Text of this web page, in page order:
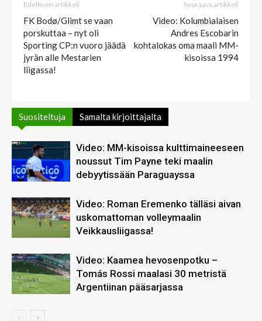
Edellinen artikkeli
FK Bodø/Glimt se vaan
porskuttaa – nyt oli
Sporting CP:n vuoro jäädä
jyrän alle Mestarien
liigassa!
Seuraava artikkeli
Video: Kolumbialaisen
Andres Escobarin
kohtalokas oma maali MM-
kisoissa 1994
Suositeltuja Samalta kirjoittajalta
Video: MM-kisoissa kulttimaineeseen
noussut Tim Payne teki maalin
debyytissään Paraguayssa
Video: Roman Eremenko tälläsi aivan
uskomattoman volleymaalin
Veikkausliigassa!
Video: Kaamea hevosenpotku –
Tomás Rossi maalasi 30 metristä
Argentiinan pääsarjassa